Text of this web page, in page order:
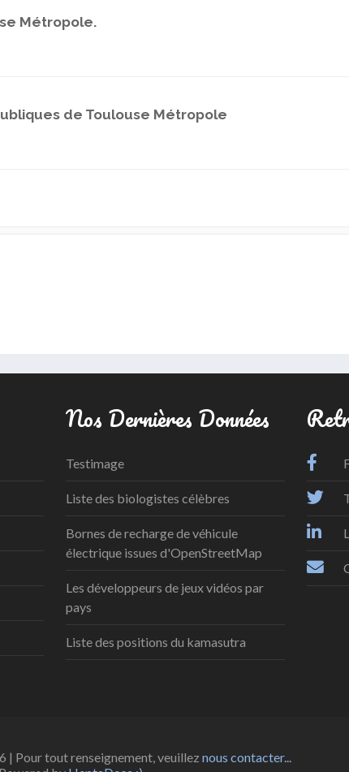
Métropole.
de Toulouse Métropole
Nos Dernières Données
Testimage
Liste des biologistes célèbres
Bornes de recharge de véhicule
électrique issues d'OpenStreetMap
Les développeurs de jeux vidéos par
pays
Liste des positions du kamasutra
Pour tout renseignement, veuillez nous contacter...